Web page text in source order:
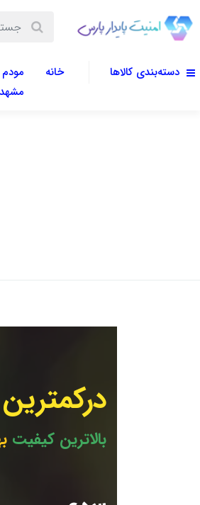
دسته‌بندی کالاها خانه
مشهد
بالاترین کیفیت